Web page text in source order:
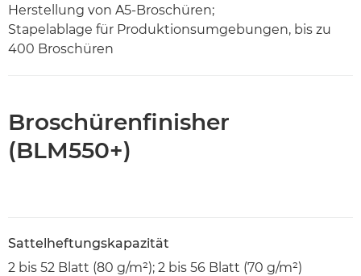
Herstellung von A5-Broschüren;
Stapelablage für Produktionsumgebungen, bis zu
400 Broschüren
Broschürenfinisher
(BLM550+)
Sattelheftungskapazität
2 bis 52 Blatt (80 g/m²); 2 bis 56 Blatt (70 g/m²)